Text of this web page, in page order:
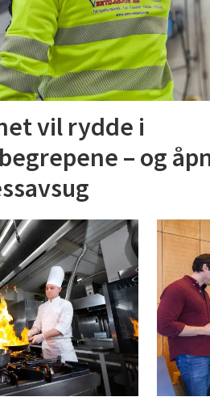
vil rydde i
– og